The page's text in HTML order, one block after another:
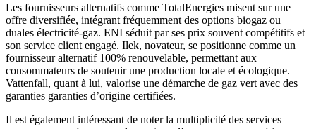
Les fournisseurs alternatifs comme TotalEnergies misent sur une
offre diversifiée, intégrant fréquemment des options biogaz ou
duales électricité-gaz. ENI séduit par ses prix souvent compétitifs et
son service client engagé. Ilek, novateur, se positionne comme un
fournisseur alternatif 100% renouvelable, permettant aux
consommateurs de soutenir une production locale et écologique.
Vattenfall, quant à lui, valorise une démarche de gaz vert avec des
garanties garanties d’origine certifiées.
Il est également intéressant de noter la multiplicité des services